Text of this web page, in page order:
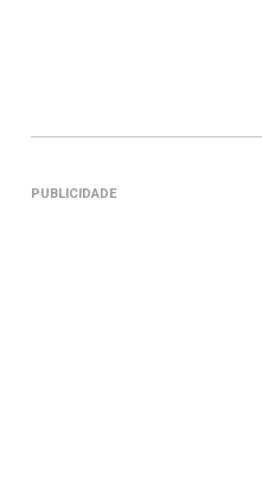
PUBLICIDADE